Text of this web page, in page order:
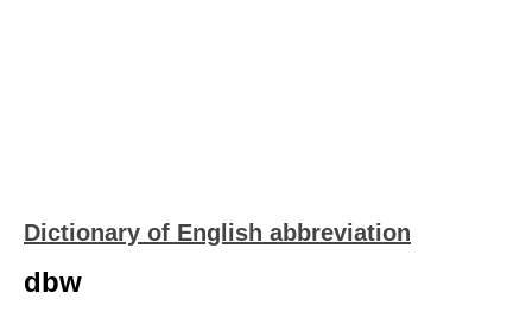
Dictionary of English abbreviation
dbw